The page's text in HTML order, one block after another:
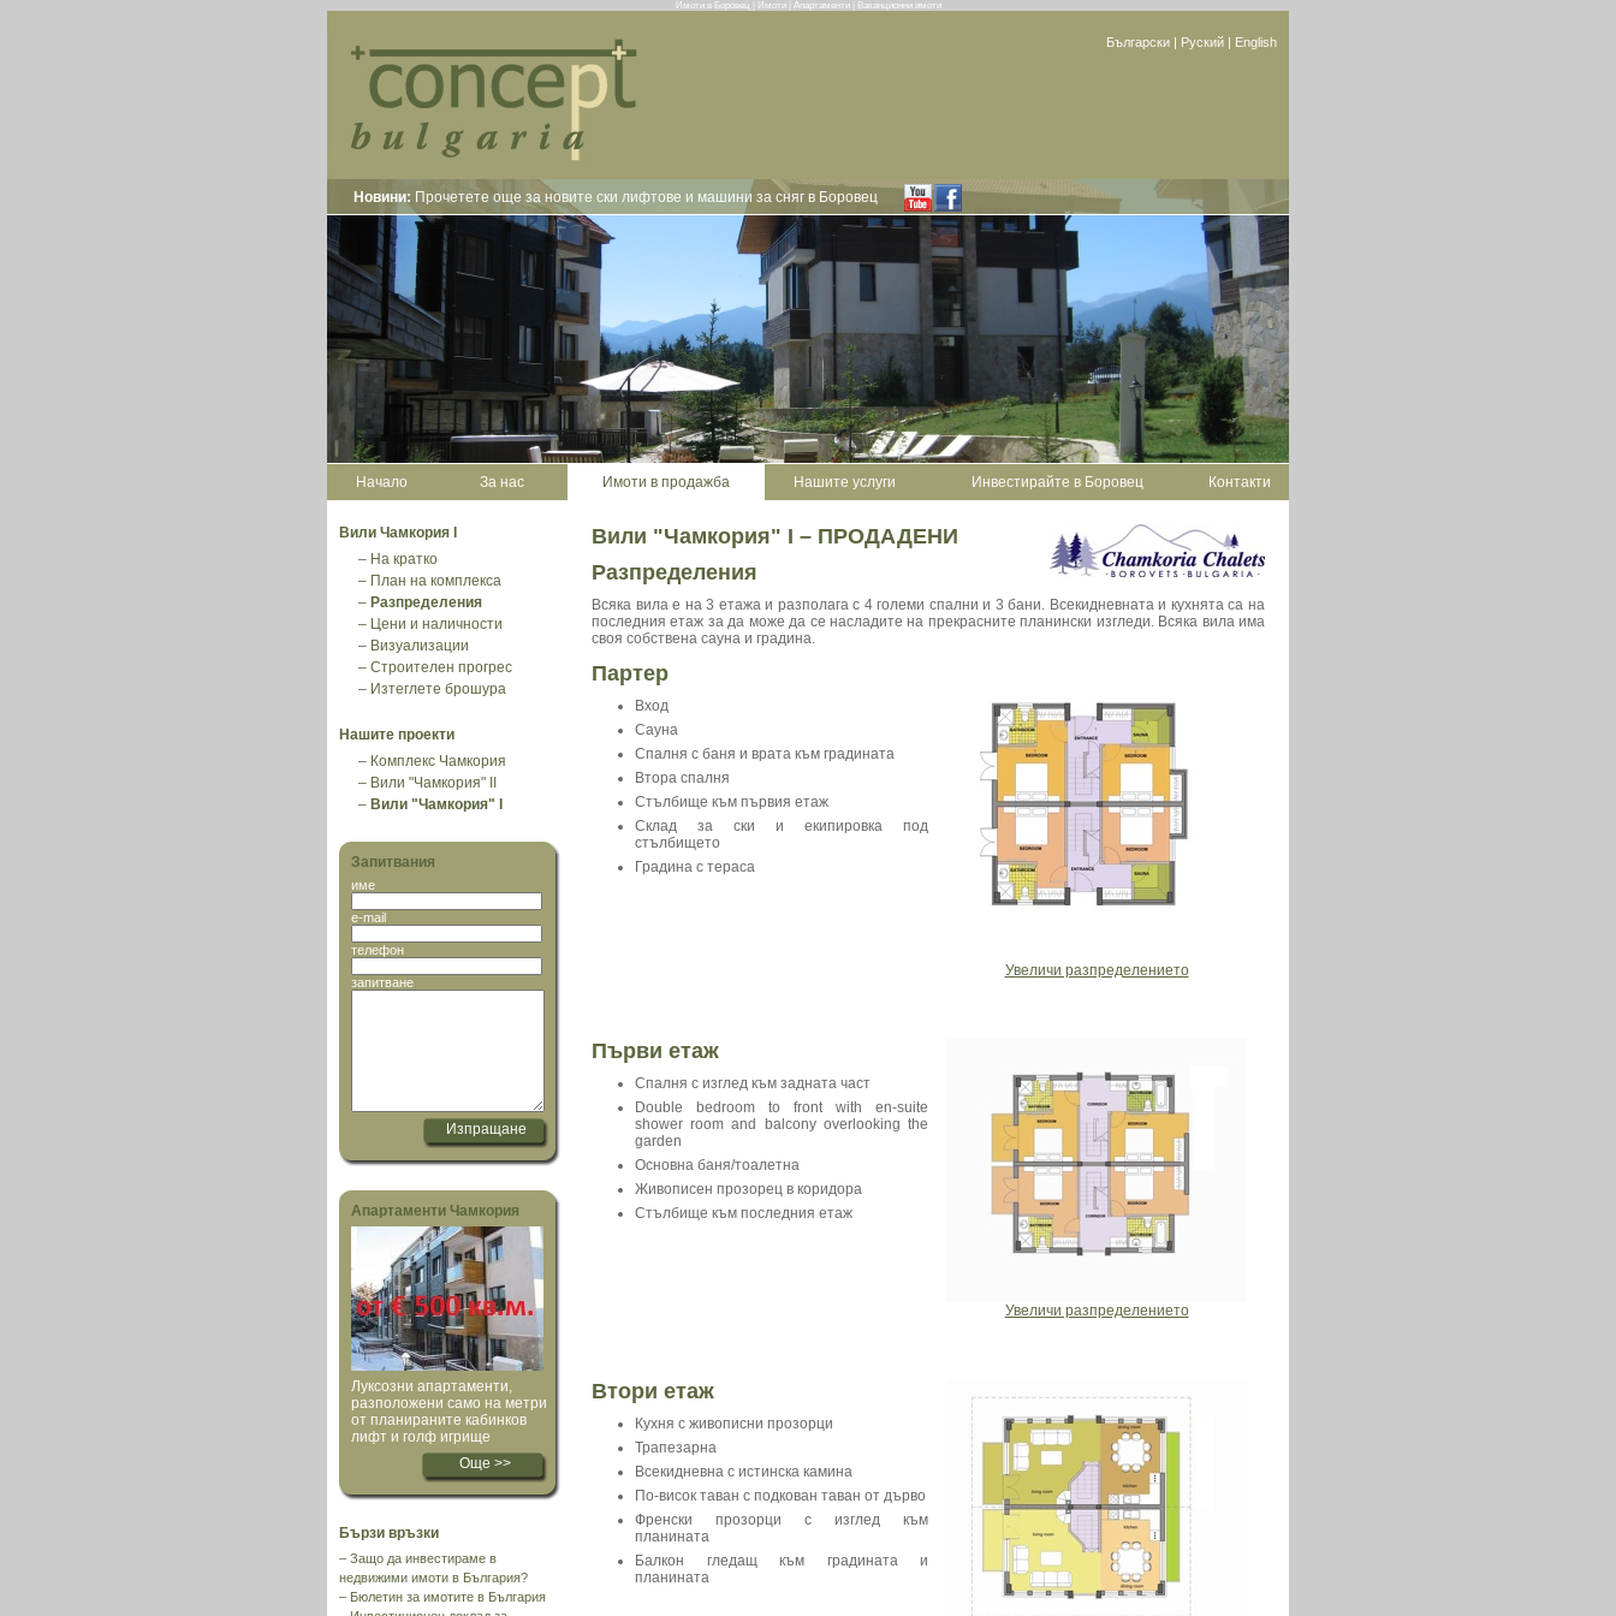
Имоти в Боровец | Имоти | Апартаменти | Ваканционни имоти
Български | Руский | English
Новини: Прочетете още за новите ски лифтове и машини за сняг в Боровец
Начало За нас Имоти в продажба Нашите услуги Инвестирайте в Боровец Контакти
Вили Чамкория I
– На кратко
– План на комплекса
– Разпределения
– Цени и наличности
– Визуализации
– Строителен прогрес
– Изтеглете брошура
Нашите проекти
– Комплекс Чамкория
– Вили "Чамкория" II
– Вили "Чамкория" I
Запитвания
име
e-mail
телефон
запитване
Апартаменти Чамкория
Луксозни апартаменти,
разположени само на метри
от планираните кабинков
лифт и голф игрище
Още >>
Бързи връзки
– Защо да инвестираме в
недвижими имоти в България?
– Бюлетин за имотите в България
Вили "Чамкория" I – ПРОДАДЕНИ
Разпределения
Всяка вила е на 3 етажа и разполага с 4 големи спални и 3 бани. Всекидневната и кухнята са на
последния етаж за да може да се насладите на прекрасните планински изгледи. Всяка вила има
своя собствена сауна и градина.
Партер
Вход
Сауна
Спалня с баня и врата към градината
Втора спалня
Стълбище към първия етаж
Склад за ски и екипировка под
стълбището
Градина с тераса
Увеличи разпределението
Първи етаж
Спалня с изглед към задната част
Double bedroom to front with en-suite
shower room and balcony overlooking the
garden
Основна баня/тоалетна
Живописен прозорец в коридора
Стълбище към последния етаж
Увеличи разпределението
Втори етаж
Кухня с живописни прозорци
Трапезарна
Всекидневна с истинска камина
По-висок таван с подкован таван от дърво
Френски прозорци с изглед към
планината
Балкон гледащ към градината и
планината